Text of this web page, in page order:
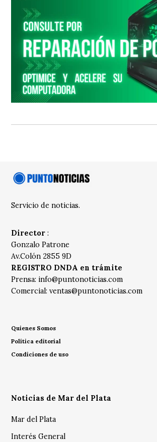
Servicio de noticias.
Director :
Gonzalo Patrone
Av.Colón 2855 9D
REGISTRO DNDA en trámite
Prensa: info@puntonoticias.com
Comercial:ventas@puntonoticias.com
Quienes Somos
Política editorial
Condiciones de uso
Noticias de Mar del Plata
Mar del Plata
Interés General